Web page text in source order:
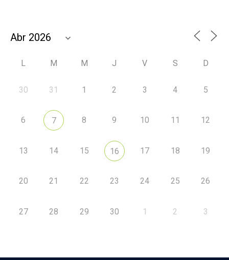
L M M J V S D
30 31 1 2 3 4 5
6 7 8 9 10 11 12
13 14 15 16 17 18 19
20 21 22 23 24 25 26
27 28 29 30 1 2 3